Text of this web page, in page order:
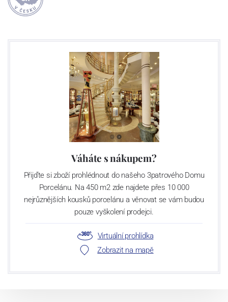
Váháte s nákupem?
Přijďte si zboží prohlédnout do našeho 3patrového Domu
Porcelánu. Na 450 m2 zde najdete přes 10 000
nejrůznějších kousků porcelánu a věnovat se vám budou
pouze vyškolení prodejci.
Virtuální prohlídka
Zobrazit na mapě